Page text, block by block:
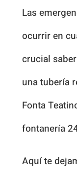
Las
ocurrir en
crucial
una tubería
Fonta
fontanería
Aquí te